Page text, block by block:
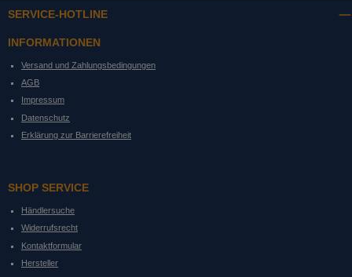
SERVICE-HOTLINE
INFORMATIONEN
Versand und Zahlungsbedingungen
AGB
Impressum
Datenschutz
Erklärung zur Barrierefreiheit
SHOP SERVICE
Händlersuche
Widerrufsrecht
Kontaktformular
Hersteller